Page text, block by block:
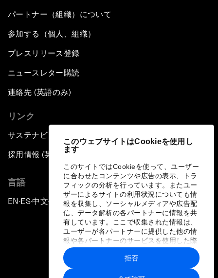
このウェブサイトはCookieを使用し
ます
このサイトではCookieを使って、ユーザー
に合わせたコンテンツや広告の表示、トラ
フィックの分析を行っています。またユー
ザーによるサイトの利用状況についても情
報を収集し、ソーシャルメディアや広告配
信、データ解析の各パートナーに情報を共
有しています。ここで収集された情報は、
ユーザーが各パートナーに提供した他の情
報や各パートナーのサービスを使用した際
に収集された情報と組み合わされ、各パー
トナーによって使用されることがありま
す。
拒否
パートナー（組織）について
参加する（個人、組織）
プレスリリース登録
ニュースレター購読
連絡先 (英語のみ)
リンク
サステナビリティへの取り組み
採用情報 (英語のみ)
言語
EN ▪ES▪中文▪ 日本語
プライバシーポリシーと利用規約